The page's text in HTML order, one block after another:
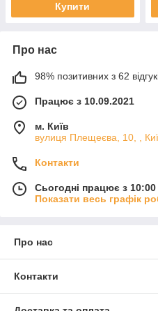
Купити
Про нас
98% позитивних з 62
Працює з 10.09.2021
м. Київ
вулиця Плещеєва, 10, ,
Контакти
Сьогодні працює з
Показати весь графік
Про нас
Контакти